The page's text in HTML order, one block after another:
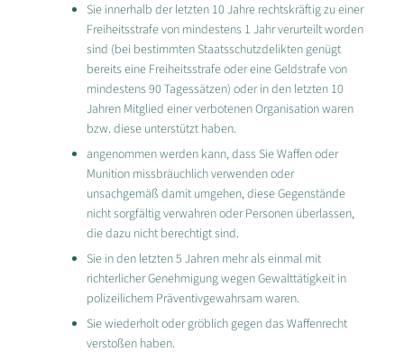
Sie innerhalb der letzten 10 Jahre rechtskräftig zu einer
Freiheitsstrafe von mindestens 1 Jahr verurteilt worden
sind (bei bestimmten Staatsschutzdelikten genügt
bereits eine Freiheitsstrafe oder eine Geldstrafe von
mindestens 90 Tagessätzen) oder in den letzten 10
Jahren Mitglied einer verbotenen Organisation waren
bzw. diese unterstützt haben.
angenommen werden kann, dass Sie Waffen oder
Munition missbräuchlich verwenden oder
unsachgemäß damit umgehen, diese Gegenstände
nicht sorgfältig verwahren oder Personen überlassen,
die dazu nicht berechtigt sind.
Sie in den letzten 5 Jahren mehr als einmal mit
richterlicher Genehmigung wegen Gewalttätigkeit in
polizeilichem Präventivgewahrsam waren.
Sie wiederholt oder gröblich gegen das Waffenrecht
verstoßen haben.